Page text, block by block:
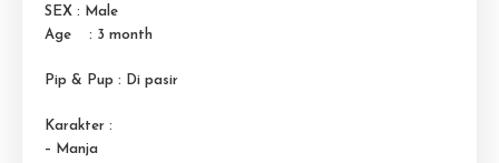
SEX : Male
Age : 3 month
Pip & Pup : Di pasir
Karakter :
– Manja